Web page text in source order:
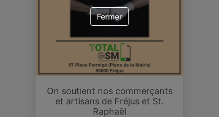
On soutient nos commerçants
et artisans de Fréjus et St.
Raphaël
Fermer